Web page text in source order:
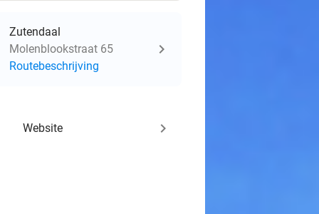
Zutendaal
Molenblookstraat 65
Routebeschrijving
Website keyboard_arrow_right